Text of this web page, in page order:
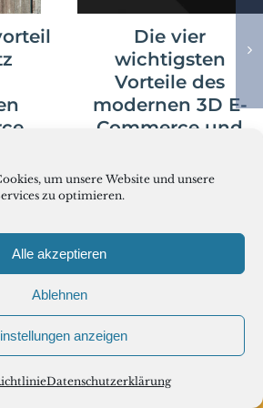
um unsere Website und unsere
zu optimieren.
Alle akzeptieren
Ablehnen
anzeigen
Datenschutzerklärung
Die vier
wichtigsten
Vorteile des
modernen 3D E-
Commerce und
lohnt, diese zu